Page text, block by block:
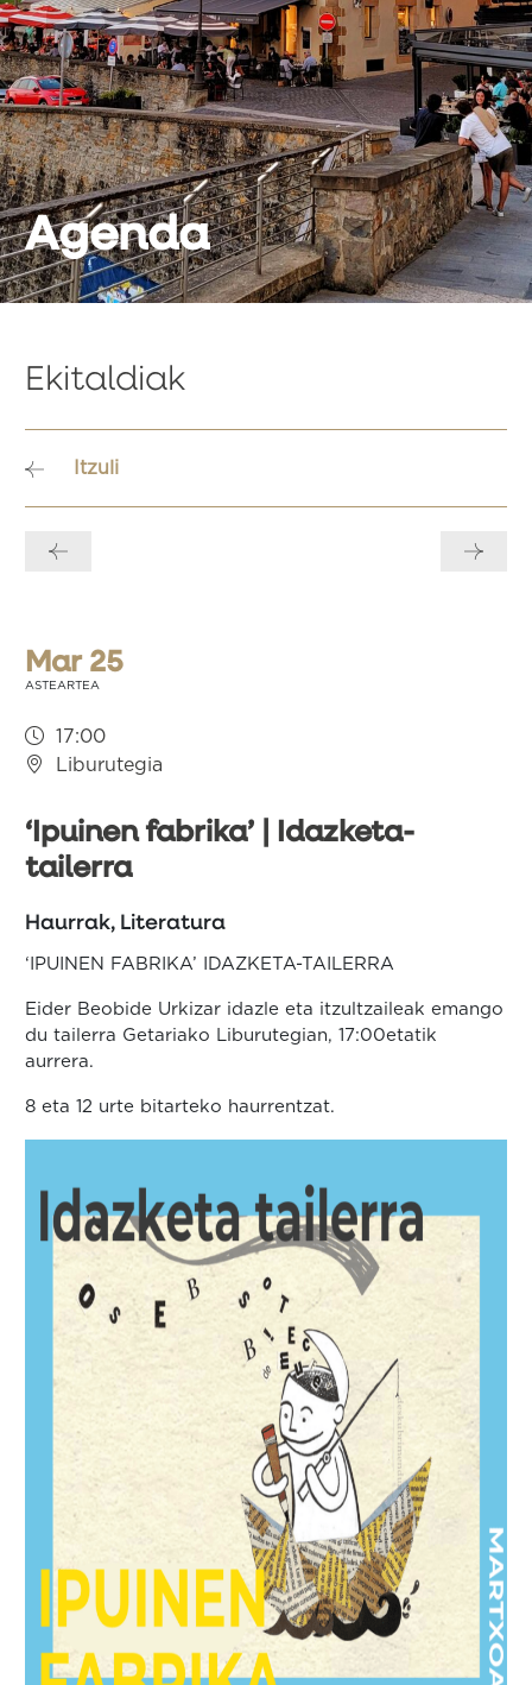
Agenda
Ekitaldiak
Itzuli
zehar
Mar 25
ASTEARTEA
17:00
Liburutegia
‘Ipuinen fabrika’ | Idazketa-
tailerra
Haurrak, Literatura
‘IPUINEN FABRIKA’ IDAZKETA-TAILERRA
Eider Beobide Urkizar idazle eta itzultzaileak emango
du tailerra Getariako Liburutegian, 17:00etatik
aurrera.
8 eta 12 urte bitarteko haurrentzat.